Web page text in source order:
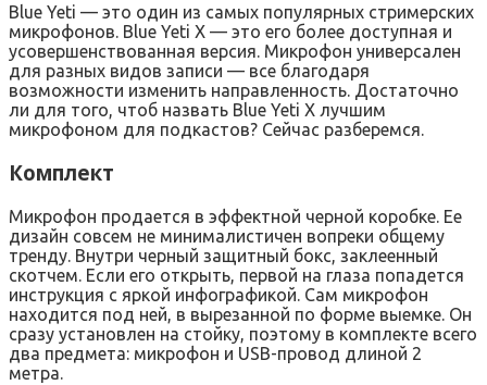
Blue Yeti — это один из самых популярных стримерских
микрофонов. Blue Yeti X — это его более доступная и
усовершенствованная версия. Микрофон универсален
для разных видов записи — все благодаря
возможности изменить направленность. Достаточно
ли для того, чтоб назвать Blue Yeti X лучшим
микрофоном для подкастов? Сейчас разберемся.
Комплект
Микрофон продается в эффектной черной коробке. Ее
дизайн совсем не минималистичен вопреки общему
тренду. Внутри черный защитный бокс, заклеенный
скотчем. Если его открыть, первой на глаза попадется
инструкция с яркой инфографикой. Сам микрофон
находится под ней, в вырезанной по форме выемке. Он
сразу установлен на стойку, поэтому в комплекте всего
два предмета: микрофон и USB-провод длиной 2
метра.